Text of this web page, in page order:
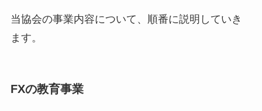
当協会の事業内容について、順番に説明していき
ます。
FXの教育事業